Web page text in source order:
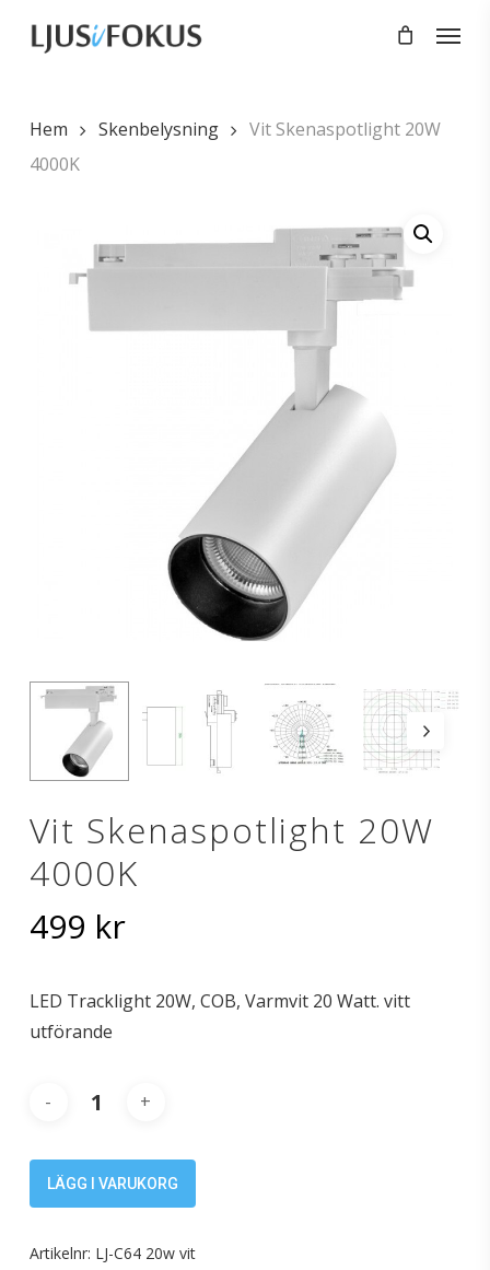
Menu
Hem Skenbelysning
Vit Skenaspotlight 20W
4000K
Vit Skenaspotlight 20W
4000K
499 kr
LED Tracklight 20W, COB, Varmvit 20 Watt. vitt
utförande
LÄGG I VARUKORG
Artikelnr: LJ-C64 20w vit